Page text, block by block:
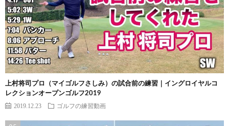
上村将司プロ（マイゴルフさしみ）の試合前の練習｜イングロイヤルコ
レクションオープンゴルフ2019
2019.12.23 ゴルフの練習動画